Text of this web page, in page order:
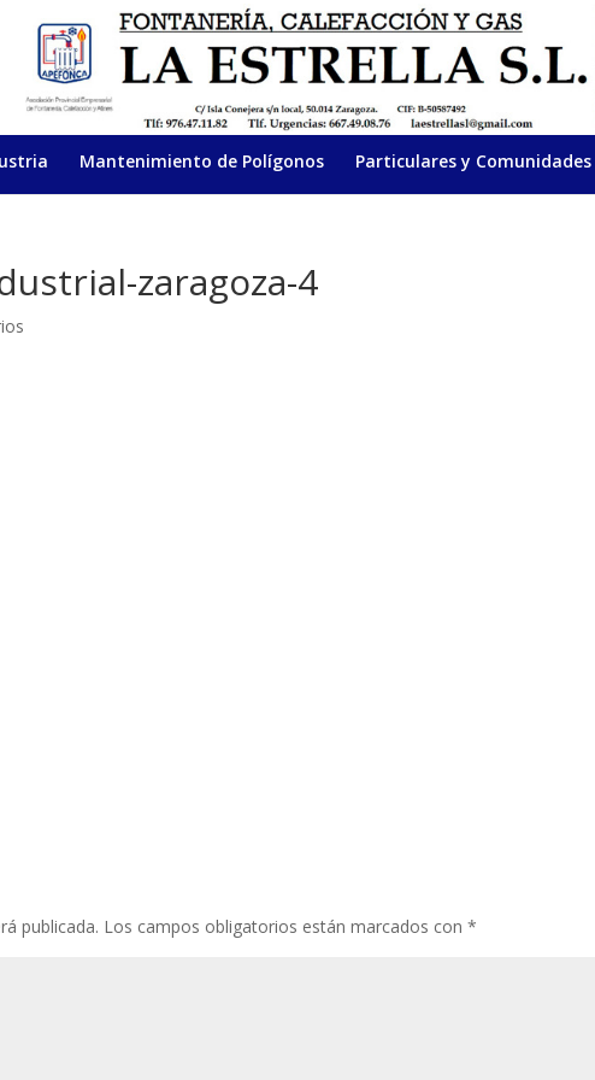
Mantenimiento de Polígonos Particulares y Comunidades
zaragoza-4
publicada. Los campos obligatorios están marcados con*